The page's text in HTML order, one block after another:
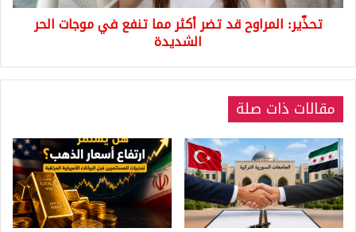
موجات
تحذّير: المراوح قد تضر أكثر مما تنفع في موجات الحر
الشديدة
مقالات ذات صلة